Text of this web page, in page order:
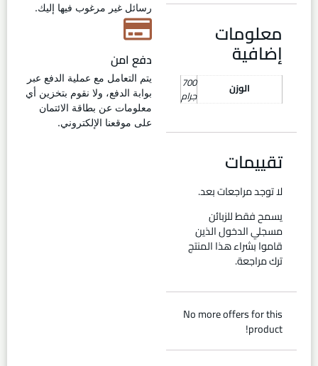
معلومات
إضافية
الوزن 700
جرام
تقييمات
لا توجد مراجعات بعد.
يسمح فقط للزبائن
مسجلي الدخول الذين
قاموا بشراء هذا المنتج
ترك مراجعة.
No more offers for this
product!
رسائل غير مرغوب فيها إليك.
دفع امن
يتم التعامل مع عملية الدفع عبر
بوابة الدفع، ولا نقوم بتخزين أي
معلومات عن بطاقة الائتمان
على موقعنا الإلكتروني.